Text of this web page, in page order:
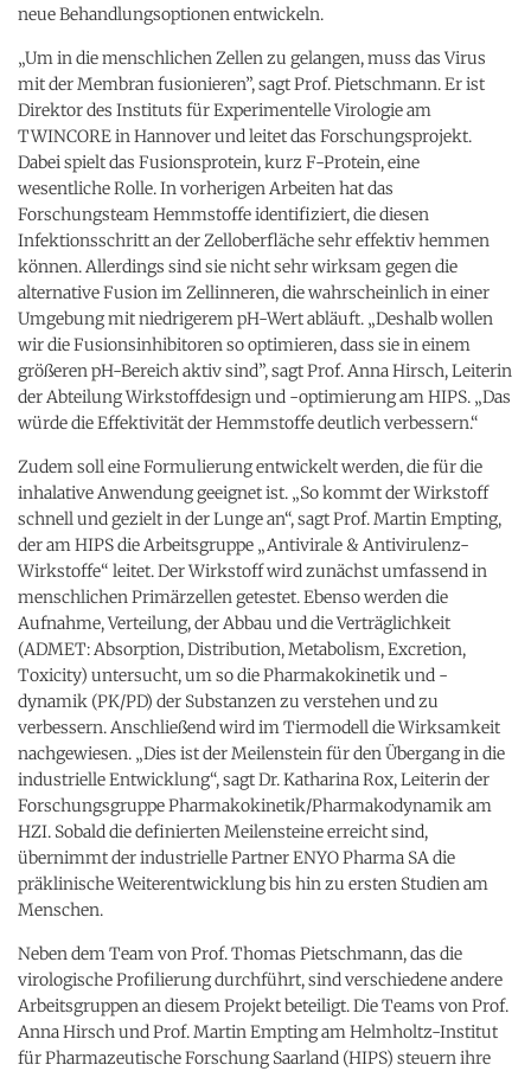
neue Behandlungsoptionen entwickeln.
„Um in die menschlichen Zellen zu gelangen, muss das Virus
mit der Membran fusionieren”, sagt Prof. Pietschmann. Er ist
Direktor des Instituts für Experimentelle Virologie am
TWINCORE in Hannover und leitet das Forschungsprojekt.
Dabei spielt das Fusionsprotein, kurz F-Protein, eine
wesentliche Rolle. In vorherigen Arbeiten hat das
Forschungsteam Hemmstoffe identifiziert, die diesen
Infektionsschritt an der Zelloberfläche sehr effektiv hemmen
können. Allerdings sind sie nicht sehr wirksam gegen die
alternative Fusion im Zellinneren, die wahrscheinlich in einer
Umgebung mit niedrigerem pH-Wert abläuft. „Deshalb wollen
wir die Fusionsinhibitoren so optimieren, dass sie in einem
größeren pH-Bereich aktiv sind”, sagt Prof. Anna Hirsch, Leiterin
der Abteilung Wirkstoffdesign und -optimierung am HIPS. „Das
würde die Effektivität der Hemmstoffe deutlich verbessern.“
Zudem soll eine Formulierung entwickelt werden, die für die
inhalative Anwendung geeignet ist. „So kommt der Wirkstoff
schnell und gezielt in der Lunge an“, sagt Prof. Martin Empting,
der am HIPS die Arbeitsgruppe „Antivirale & Antivirulenz-
Wirkstoffe“ leitet. Der Wirkstoff wird zunächst umfassend in
menschlichen Primärzellen getestet. Ebenso werden die
Aufnahme, Verteilung, der Abbau und die Verträglichkeit
(ADMET: Absorption, Distribution, Metabolism, Excretion,
Toxicity) untersucht, um so die Pharmakokinetik und -
dynamik (PK/PD) der Substanzen zu verstehen und zu
verbessern. Anschließend wird im Tiermodell die Wirksamkeit
nachgewiesen. „Dies ist der Meilenstein für den Übergang in die
industrielle Entwicklung“, sagt Dr. Katharina Rox, Leiterin der
Forschungsgruppe Pharmakokinetik/Pharmakodynamik am
HZI. Sobald die definierten Meilensteine erreicht sind,
übernimmt der industrielle Partner ENYO Pharma SA die
präklinische Weiterentwicklung bis hin zu ersten Studien am
Menschen.
Neben dem Team von Prof. Thomas Pietschmann, das die
virologische Profilierung durchführt, sind verschiedene andere
Arbeitsgruppen an diesem Projekt beteiligt. Die Teams von Prof.
Anna Hirsch und Prof. Martin Empting am Helmholtz-Institut
für Pharmazeutische Forschung Saarland (HIPS) steuern ihre